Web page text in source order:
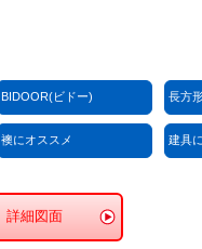
BIDOOR(ビドー) 長方
襖にオススメ 建具
詳細図面